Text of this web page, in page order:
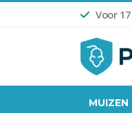
Voor
MUIZEN